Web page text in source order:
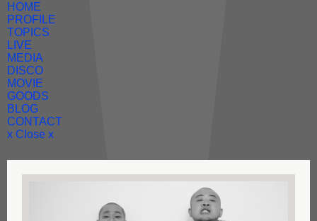
HOME
PROFILE
TOPICS
LIVE
MEDIA
DISCO
MOVIE
GOODS
BLOG
CONTACT
x Close x